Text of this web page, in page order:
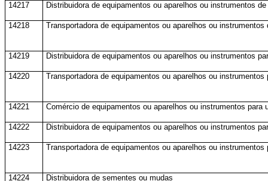
14217 Distribuidora de equipamentos ou aparelhos ou instrumentos
14218 Transportadora de equipamentos ou aparelhos ou
14219 Distribuidora de equipamentos ou aparelhos ou instrumentos
14220 Transportadora de equipamentos ou aparelhos ou
14221 Comércio de equipamentos ou aparelhos ou instrumentos para
14222 Distribuidora de equipamentos ou aparelhos ou instrumentos
14223 Transportadora de equipamentos ou aparelhos ou
14224 Distribuidora de sementes ou mudas